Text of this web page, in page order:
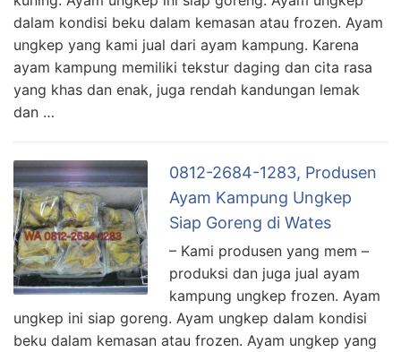
dalam kondisi beku dalam kemasan atau frozen. Ayam
ungkep yang kami jual dari ayam kampung. Karena
ayam kampung memiliki tekstur daging dan cita rasa
yang khas dan enak, juga rendah kandungan lemak
dan …
0812-2684-1283, Produsen
Ayam Kampung Ungkep
Siap Goreng di Wates
– Kami produsen yang mem –
produksi dan juga jual ayam
kampung ungkep frozen. Ayam
ungkep ini siap goreng. Ayam ungkep dalam kondisi
beku dalam kemasan atau frozen. Ayam ungkep yang